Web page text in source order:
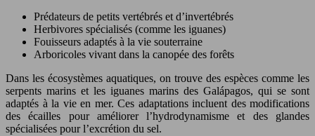
Prédateurs de petits vertébrés et d’invertébrés
Herbivores spécialisés (comme les iguanes)
Fouisseurs adaptés à la vie souterraine
Arboricoles vivant dans la canopée des forêts
Dans les écosystèmes aquatiques, on trouve des espèces comme les
serpents marins et les iguanes marins des Galápagos, qui se sont
adaptés à la vie en mer. Ces adaptations incluent des modifications
des écailles pour améliorer l’hydrodynamisme et des glandes
spécialisées pour l’excrétion du sel.